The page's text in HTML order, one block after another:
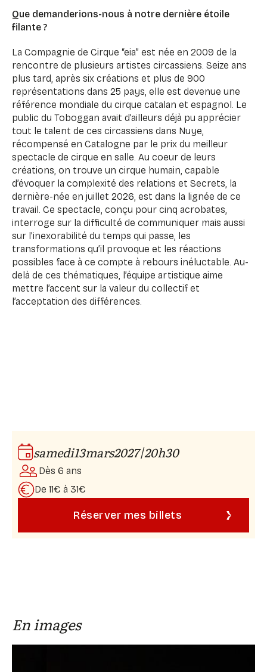
Que demanderions-nous à notre dernière étoile
filante ?
La Compagnie de Cirque “eia” est née en 2009 de la
rencontre de plusieurs artistes circassiens. Seize ans
plus tard, après six créations et plus de 900
représentations dans 25 pays, elle est devenue une
référence mondiale du cirque catalan et espagnol. Le
public du Toboggan avait d’ailleurs déjà pu apprécier
tout le talent de ces circassiens dans Nuye,
récompensé en Catalogne par le prix du meilleur
spectacle de cirque en salle. Au coeur de leurs
créations, on trouve un cirque humain, capable
d’évoquer la complexité des relations et Secrets, la
dernière-née en juillet 2026, est dans la lignée de ce
travail. Ce spectacle, conçu pour cinq acrobates,
interroge sur la difficulté de communiquer mais aussi
sur l’inexorabilité du temps qui passe, les
transformations qu’il provoque et les réactions
possibles face à ce compte à rebours inéluctable. Au-
delà de ces thématiques, l’équipe artistique aime
mettre l’accent sur la valeur du collectif et
l’acceptation des différences.
Armando Rabanera Muro
Avec : Fabrizio Giannini, Cèlia Marcé Oller, Maria Palma
Borràs, Armando Rabanera Muro, Manel Rosés
Moretó
Chorégraphie : Michelle Man
samedi13mars2027|20h30
Dès 6 ans
De 11€ à 31€
Réserver mes billets
En images